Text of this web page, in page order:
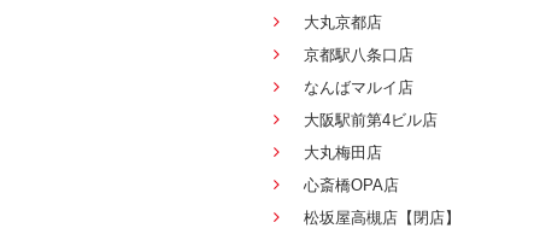
大丸京都店
京都駅八条口店
なんばマルイ店
大阪駅前第4ビル店
大丸梅田店
心斎橋OPA店
松坂屋高槻店【閉店】